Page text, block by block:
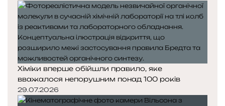
Хіміки вперше обійшли правило, яке
вважалося непорушним понад 100 років
29.07.2026